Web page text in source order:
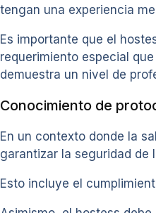
tengan una experiencia
Es importante que el
requerimiento especial
demuestra un nivel de
Conocimiento de
En un contexto donde la
garantizar la seguridad de
Esto incluye el